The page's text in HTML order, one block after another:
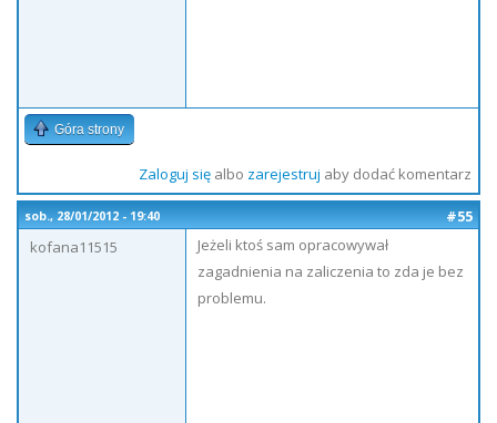
Góra strony
Zaloguj sięalbo zarejestruj aby dodać komentarz
sob., 28/01/2012 - 19:40
#55
kofana11515
Jeżeli ktoś sam opracowywał
zagadnienia na zaliczenia to zda je bez
problemu.